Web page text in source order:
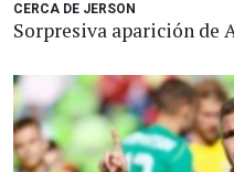
CERCA DE JERSON
Sorpresiva aparición de